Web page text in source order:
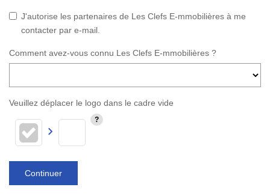
J'autorise les partenaires de Les Clefs E-mmobilières à me
contacter par e-mail.
Comment avez-vous connu Les Clefs E-mmobilières ?
Veuillez déplacer le logo dans le cadre vide
Continuer